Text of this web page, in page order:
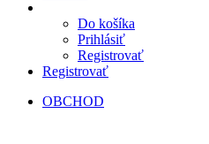
Do košíka
Prihlásiť
Registrovať
Registrovať
OBCHOD